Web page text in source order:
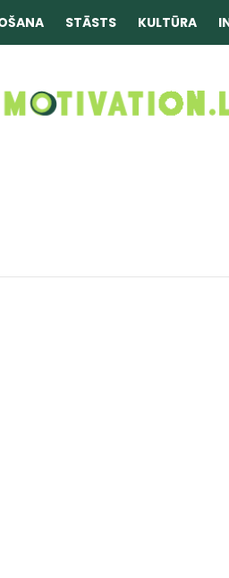
STĀSTS KULTŪRA